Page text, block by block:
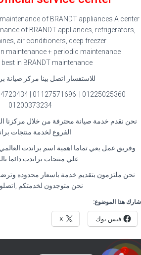
of BRANDT appliances A center
of BRANDT appliances, refrigerators,
air conditioners, deep freezer
maintenance + periodic maintenance
best in BRANDT maintenance
للاستفسار اتصل بينا مركز صيانة
01200373234
نحن نقدم خدمة صيانة محترفة من خلال مركزنا
الفروع لخدمة منتجات
وفريق عمل يعي تماما اهمية اسم براندت
علي منتجات براندت دائما
نحن ملتزمون بتقديم خدمة باسعار محدوده
نحن متوجدون لخدمتكم ,اتصلوا
شارك هذا الموضوع:
فيس بوك X
2